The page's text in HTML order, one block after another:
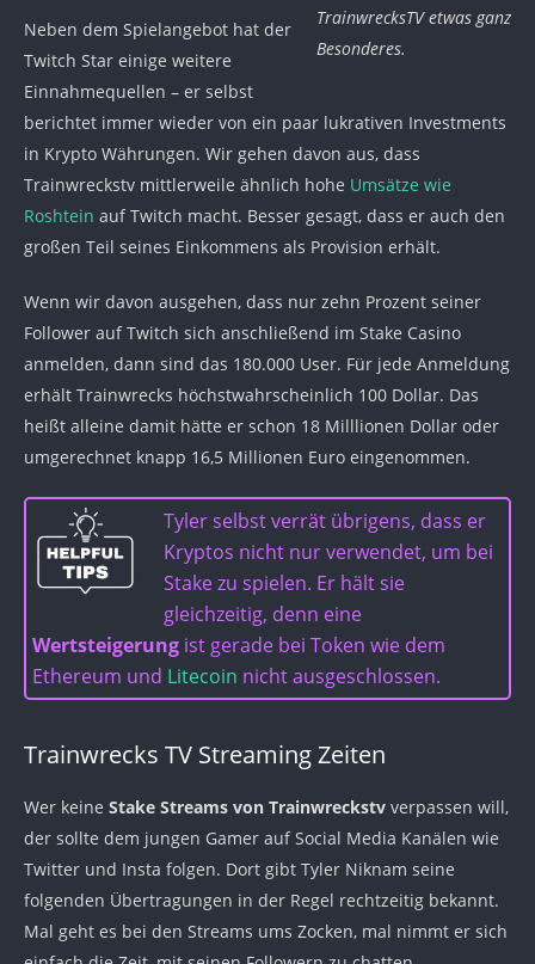
TrainwrecksTV etwas ganz
Besonderes.
Neben dem Spielangebot hat der
Twitch Star einige weitere
Einnahmequellen – er selbst
berichtet immer wieder von ein paar lukrativen Investments
in Krypto Währungen. Wir gehen davon aus, dass
Trainwreckstv mittlerweile ähnlich hohe Umsätze wie
Roshtein auf Twitch macht. Besser gesagt, dass er auch den
großen Teil seines Einkommens als Provision erhält.
Wenn wir davon ausgehen, dass nur zehn Prozent seiner
Follower auf Twitch sich anschließend im Stake Casino
anmelden, dann sind das 180.000 User. Für jede Anmeldung
erhält Trainwrecks höchstwahrscheinlich 100 Dollar. Das
heißt alleine damit hätte er schon 18 Milllionen Dollar oder
umgerechnet knapp 16,5 Millionen Euro eingenommen.
Tyler selbst verrät übrigens, dass er
Kryptos nicht nur verwendet, um bei
Stake zu spielen. Er hält sie
gleichzeitig, denn eine
Wertsteigerung ist gerade bei Token wie dem
Ethereum und Litecoin nicht ausgeschlossen.
Trainwrecks TV Streaming Zeiten
Wer keine Stake Streams von Trainwreckstv verpassen will,
der sollte dem jungen Gamer auf Social Media Kanälen wie
Twitter und Insta folgen. Dort gibt Tyler Niknam seine
folgenden Übertragungen in der Regel rechtzeitig bekannt.
Mal geht es bei den Streams ums Zocken, mal nimmt er sich